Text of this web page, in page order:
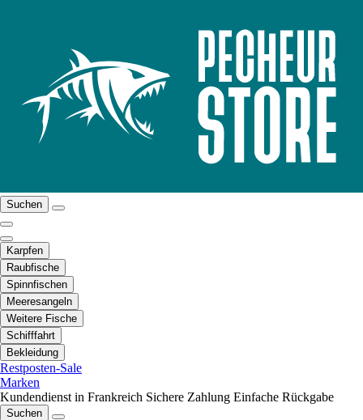
Suchen
Karpfen
Raubfische
Spinnfischen
Meeresangeln
Weitere Fische
Schifffahrt
Bekleidung
Restposten-Sale
Marken
Kundendienst in Frankreich Sichere Zahlung Einfache Rückgabe
Suchen